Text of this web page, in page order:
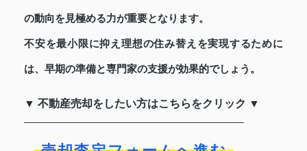
の動向を見極める力が重要となります。
不安を最小限に抑え理想の住み替えを実現するために
は、早期の準備と専門家の支援が効果的でしょう。
▼ 不動産売却をしたい方はこちらをクリック ▼